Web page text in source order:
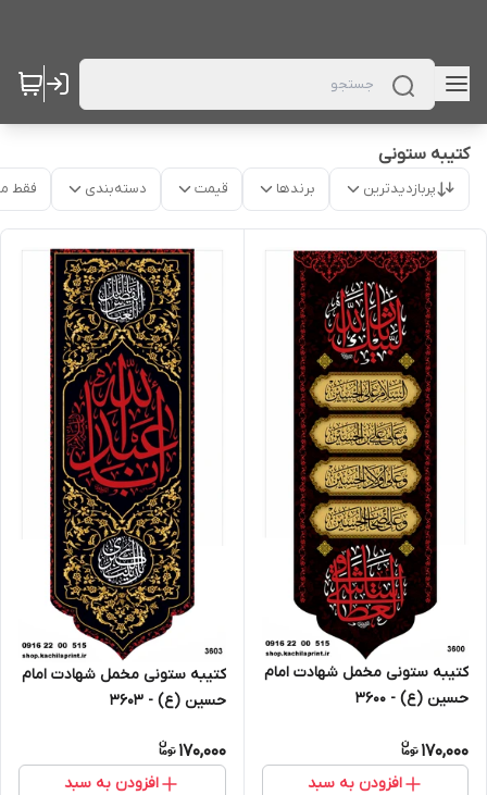
کتیبه ستونی
پربازدیدترین برندها قیمت دسته‌بندی فقط
کتیبه ستونی مخمل شهادت امام
حسین (ع) - 3600
170,000
افزودن به سبد
کتیبه ستونی مخمل شهادت امام
حسین (ع) - 3603
170,000
افزودن به سبد